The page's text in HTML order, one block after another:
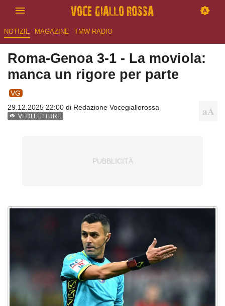
NOTIZIE MAGAZINE TMW RADIO
Roma-Genoa 3-1 - La moviola:
manca un rigore per parte
VG
29.12.2025 22:00 di Redazione Vocegiallorossa
VEDI LETTURE